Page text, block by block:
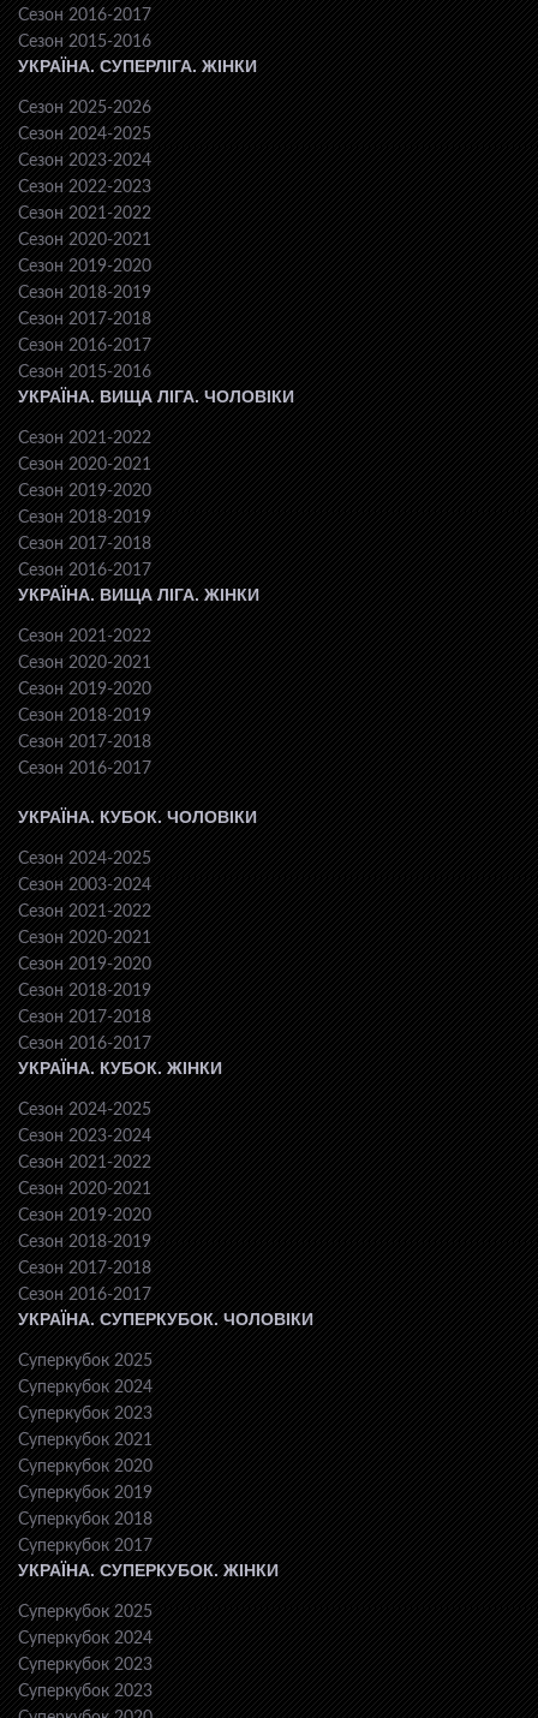
Сезон 2016-2017
Сезон 2015-2016
УКРАЇНА. СУПЕРЛІГА. ЖІНКИ
Сезон 2025-2026
Сезон 2024-2025
Сезон 2023-2024
Сезон 2022-2023
Сезон 2021-2022
Сезон 2020-2021
Сезон 2019-2020
Сезон 2018-2019
Сезон 2017-2018
Сезон 2016-2017
Сезон 2015-2016
УКРАЇНА. ВИЩА ЛІГА. ЧОЛОВІКИ
Сезон 2021-2022
Сезон 2020-2021
Сезон 2019-2020
Сезон 2018-2019
Сезон 2017-2018
Сезон 2016-2017
УКРАЇНА. ВИЩА ЛІГА. ЖІНКИ
Сезон 2021-2022
Сезон 2020-2021
Сезон 2019-2020
Сезон 2018-2019
Сезон 2017-2018
Сезон 2016-2017
УКРАЇНА. КУБОК. ЧОЛОВІКИ
Сезон 2024-2025
Сезон 2003-2024
Сезон 2021-2022
Сезон 2020-2021
Сезон 2019-2020
Сезон 2018-2019
Сезон 2017-2018
Сезон 2016-2017
УКРАЇНА. КУБОК. ЖІНКИ
Сезон 2024-2025
Сезон 2023-2024
Сезон 2021-2022
Сезон 2020-2021
Сезон 2019-2020
Сезон 2018-2019
Сезон 2017-2018
Сезон 2016-2017
УКРАЇНА. СУПЕРКУБОК. ЧОЛОВІКИ
Суперкубок 2025
Суперкубок 2024
Суперкубок 2023
Суперкубок 2021
Суперкубок 2020
Суперкубок 2019
Суперкубок 2018
Суперкубок 2017
УКРАЇНА. СУПЕРКУБОК. ЖІНКИ
Суперкубок 2025
Суперкубок 2024
Суперкубок 2023
Суперкубок 2023